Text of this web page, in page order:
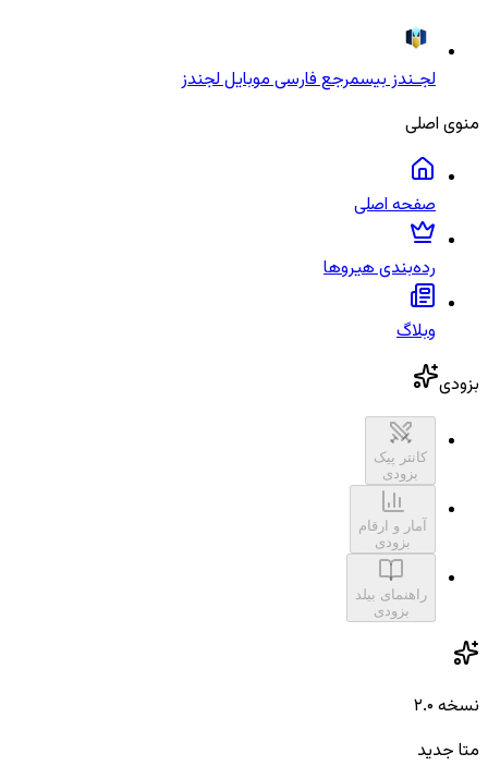
لجـندز بیسمرجع فارسی موبایل لجندز
منوی اصلی
صفحه اصلی
رده‌بندی هیروها
وبلاگ
بزودی
کانتر پیک
بزودی
آمار و ارقام
بزودی
راهنمای بیلد
بزودی
نسخه ۲.۰
متا جدید